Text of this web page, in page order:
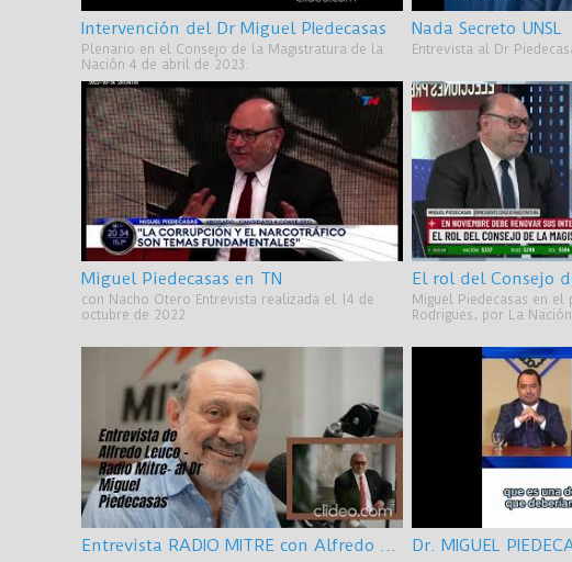
Intervención del Dr Miguel PIedecasas
Plenario en el Consejo de la Magistratura de la
Nación 4 de abril de 2023.
Nada Secreto UNSL
Entrevista al Dr
Miguel Piedecasas en TN
con Nacho Otero Entrevista realizada el 14 de
octubre de 2022.
Miguel Piedecasas en
Rodrigues, por La
Entrevista RADIO MITRE con Alfredo Leuco por Causa Obra Pública 23/08/2022